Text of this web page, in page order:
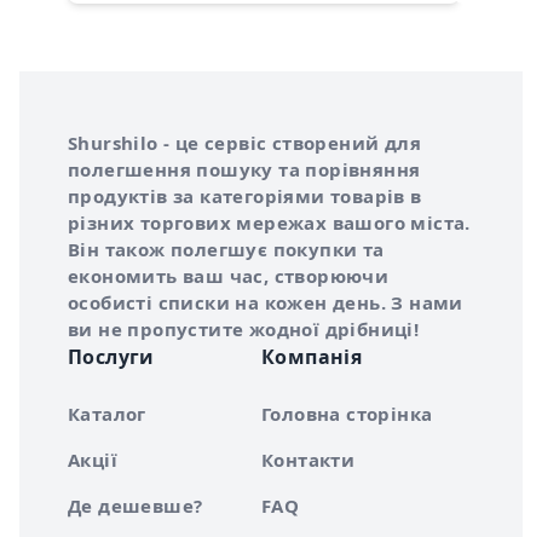
Про сервіс Shurshilo
Shurshilo - це сервіс створений для
полегшення пошуку та порівняння
продуктів за категоріями товарів в
різних торгових мережах вашого міста.
Він також полегшує покупки та
економить ваш час, створюючи
особисті списки на кожен день. З нами
ви не пропустите жодної дрібниці!
Послуги
Каталог
Акції
Де дешевше?
Компанія
Головна сторінка
Контакти
FAQ